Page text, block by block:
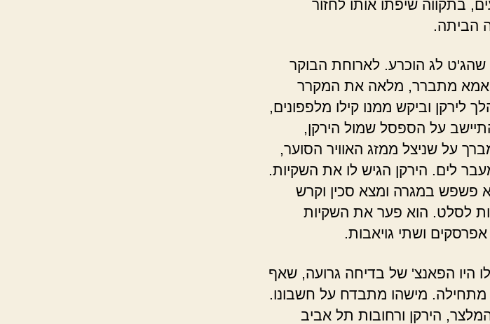
בתקווה שיפתו אותו לחזור
הביתה.
לג הוכרע. לארוחת הבוקר
מתברר, מלאה את המקרר
לירקן וביקש ממנו קילו מלפפונים,
על הספסל שמול הירקן,
על שניצל ממזג האוויר הסוער,
לים. הירקן הגיש לו את השקיות.
פשפש במגרה ומצא סכין וקרש
לסלט. הוא פער את השקיות
ושתי גויאבות.
היו הפאנצ' של בדיחה גרועה, שאף
מישהו מתבדח על חשבונו.
הירקן ורחובות תל אביב